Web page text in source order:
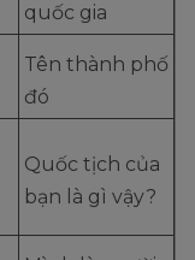
quốc gia
Tên thành phố
đó
Quốc tịch của
bạn là gì vậy?